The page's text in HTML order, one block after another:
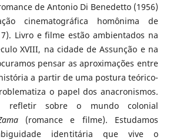
de Antonio Di Benedetto (1956)
cinematográfica homônima de
Livro e filme estão ambientados na
XVIII, na cidade de Assunção e na
pensar as aproximações entre
a partir de uma postura teórico-
o papel dos anacronismos.
refletir sobre o mundo colonial
(romance e filme). Estudamos
identitária que vive o